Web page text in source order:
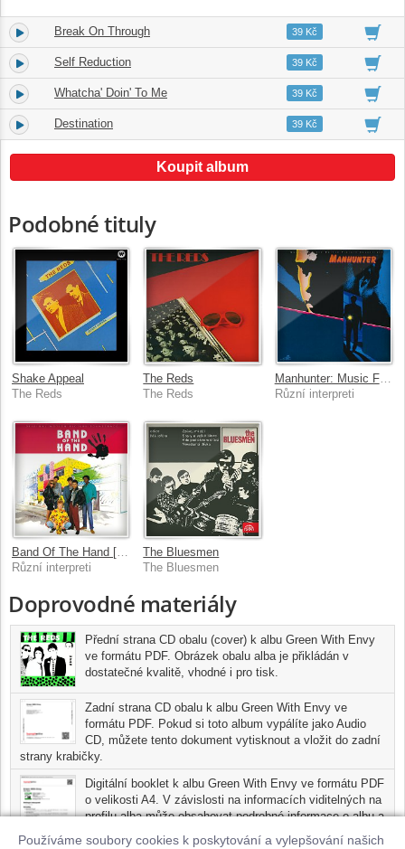
Používáme soubory cookies k poskytování a vylepšování našich
1. Break On Through 02:3639 Kč
2. Self Reduction 05:2839 Kč
3. Whatcha' Doin' To Me 03:2139 Kč
4. Destination 04:3339 Kč
Koupit album
Podobné tituly
Shake Appeal
The Reds
The Reds
The Reds
Manhunter: Music From The Motion Picture Soundtrack
Různí interpreti
Band Of The Hand [Original Motion Picture Soundtrack]
Různí interpreti
The Bluesmen
The Bluesmen
Doprovodné materiály
Přední strana CD obalu (cover) k albu Green With Envy
ve formátu PDF. Obrázek obalu alba je přikládán v
dostatečné kvalitě, vhodné i pro tisk.
Zadní strana CD obalu k albu Green With Envy ve
formátu PDF. Pokud si toto album vypálíte jako Audio
CD, můžete tento dokument vytisknout a vložit do zadní
strany krabičky.
Digitální booklet k albu Green With Envy ve formátu PDF
o velikosti A4. V závislosti na informacích viditelných na
profilu alba může obsahovat podrobné informace o albu a
jednotlivých skladbách, včetně seznamu participujících